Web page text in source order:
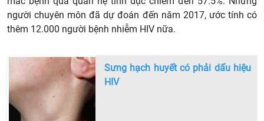
người chuyên môn đã dự đoán đến năm 2017, ước tính có
thêm 12.000 người bệnh nhiễm HIV nữa.
Sưng hạch huyết có phải dấu hiệu
HIV